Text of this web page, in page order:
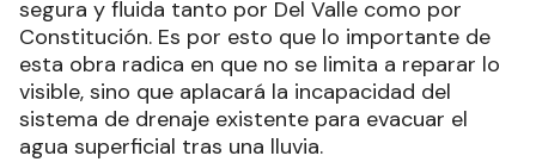
segura y fluida tanto por Del Valle como por
Constitución. Es por esto que lo importante de
esta obra radica en que no se limita a reparar lo
visible, sino que aplacará la incapacidad del
sistema de drenaje existente para evacuar el
agua superficial tras una lluvia.